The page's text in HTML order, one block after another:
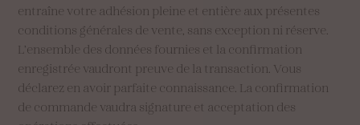
entraîne votre adhésion pleine et entière aux présentes
conditions générales de vente, sans exception ni réserve.
L’ensemble des données fournies et la confirmation
enregistrée vaudront preuve de la transaction. Vous
déclarez en avoir parfaite connaissance. La confirmation
de commande vaudra signature et acceptation des